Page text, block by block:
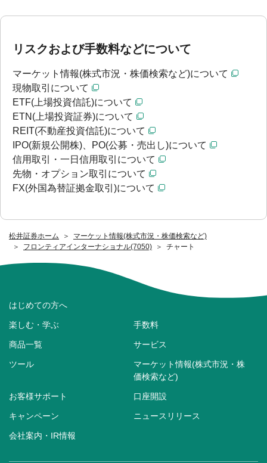
松井証券ホーム
マーケット情報(株式市況・株価検索など)
フロンティアインターナショナル(7050)
チャート
リスクおよび手数料などについて
マーケット情報(株式市況・株価検索など)について
現物取引について
ETF(上場投資信託)について
ETN(上場投資証券)について
REIT(不動産投資信託)について
IPO(新規公開株)、PO(公募・売出し)について
信用取引・一日信用取引について
先物・オプション取引について
FX(外国為替証拠金取引)について
はじめての方へ
楽しむ・学ぶ 手数料
商品一覧 サービス
ツール
マーケット情報(株式市況・株
価検索など)
お客様サポート 口座開設
キャンペーン ニュースリリース
会社案内・IR情報